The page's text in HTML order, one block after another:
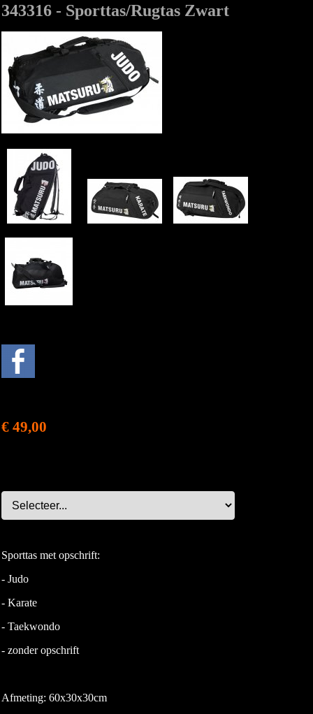
343316 - Sporttas/Rugtas Zwart
€ 49,00
Sporttas met opschrift:
- Judo
- Karate
- Taekwondo
- zonder opschrift
Afmeting: 60x30x30cm